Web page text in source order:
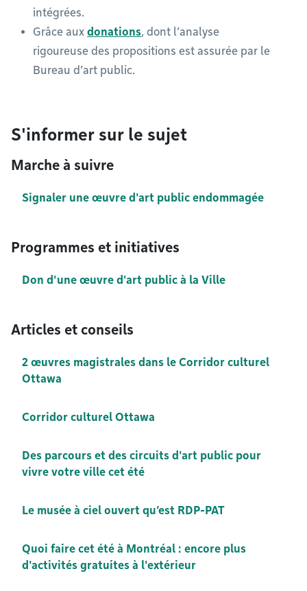
intégrées.
Grâce aux donations, dont l’analyse
rigoureuse des propositions est assurée par le
Bureau d’art public.
S'informer sur le sujet
Marche à suivre
Signaler une œuvre d'art public endommagée
Programmes et initiatives
Don d'une œuvre d'art public à la Ville
Articles et conseils
2 œuvres magistrales dans le Corridor culturel
Ottawa
Corridor culturel Ottawa
Des parcours et des circuits d'art public pour
vivre votre ville cet été
Le musée à ciel ouvert qu’est RDP-PAT
Quoi faire cet été à Montréal : encore plus
d'activités gratuites à l'extérieur